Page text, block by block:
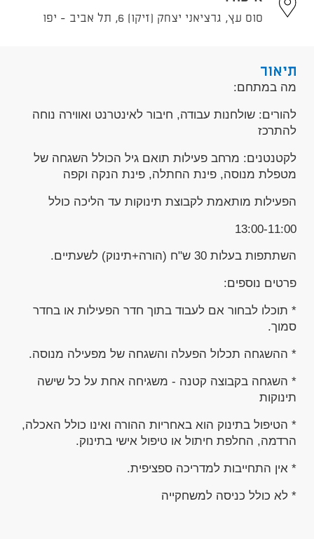
סוס עץ, גרציאני יצחק (זיקו) 6, תל אביב - יפו
תיאור
מה במתחם:
להורים: שולחנות עבודה, חיבור לאינטרנט ואווירה נוחה
להתרכז
לקטנטנים: מרחב פעילות תואם גיל הכולל השגחה של
מטפלת מנוסה, פינת החתלה, פינת הנקה וקפה
הפעילות מותאמת לקבוצת תינוקות עד הליכה כולל
13:00-11:00
השתתפות בעלות 30 ש"ח (הורה+תינוק) לשעתיים.
פרטים נוספים:
* תוכלו לבחור אם לעבוד בתוך חדר הפעילות או בחדר
סמוך.
* ההשגחה תכלול הפעלה והשגחה של מפעילה מנוסה.
* השגחה בקבוצה קטנה - משגיחה אחת על כל שישה
תינוקות
* הטיפול בתינוק הוא באחריות ההורה ואינו כולל האכלה,
הרדמה, החלפת חיתול או טיפול אישי בתינוק.
* אין התחייבות למדריכה ספציפית.
* לא כולל כניסה למשחקייה